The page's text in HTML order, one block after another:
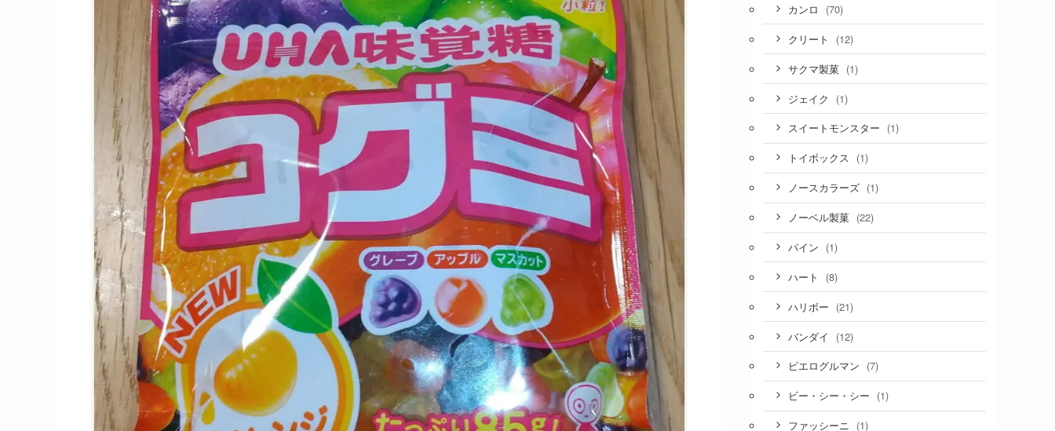
カンロ (70)
クリート (12)
サクマ製菓 (1)
ジェイク (1)
スイートモンスター (1)
トイボックス (1)
ノースカラーズ (1)
ノーベル製菓 (22)
パイン (1)
ハート (8)
ハリボー (21)
バンダイ (12)
ピエログルマン (7)
ビー・シー・シー (1)
ファッシーニ (1)